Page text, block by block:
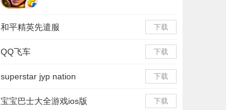
和平精英先遣服 下载
QQ飞车 下载
superstar jyp nation 下载
宝宝巴士大全游戏ios版 下载